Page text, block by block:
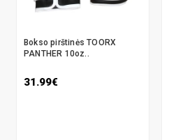
Bokso pirštinės TOORX
PANTHER 10oz..
31.99€